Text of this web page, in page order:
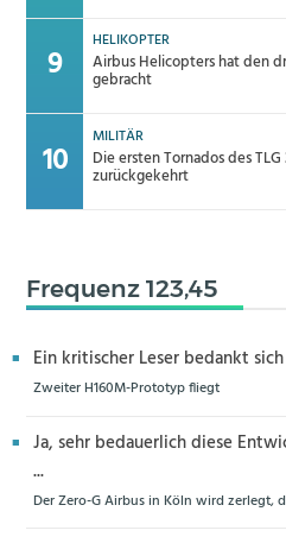
HELIKOPTER
Airbus Helicopters hat den
gebracht
MILITÄR
Die ersten Tornados des
zurückgekehrt
Frequenz 123,45
Ein kritischer Leser bedankt
Zweiter H160M-Prototyp fliegt
Ja, sehr bedauerlich diese
...
Der Zero-G Airbus in Köln wird zerlegt,